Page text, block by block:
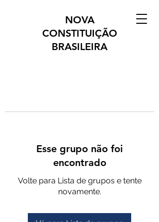
NOVA
CONSTITUIÇÃO
BRASILEIRA
Esse grupo não foi
encontrado
Volte para Lista de grupos e tente
novamente.